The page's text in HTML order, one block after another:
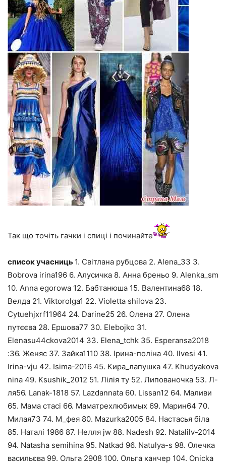
Так що точіть гачки і спиці і починайте
список учасниць 1. Світлана рубцова 2. Alena_33 3.
Bobrova irina196 6. Алусичка 8. Анна бреньо 9. Alenka_sm
10. Anna egorowa 12. Бабтанюша 15. Валентина68 18.
Велда 21. Viktorolga1 22. Violetta shilova 23.
Cytuehjxrf11964 24. Darine25 26. Олена 27. Олена
путєєва 28. Ершова77 30. Elebojko 31.
Elenasu44ckova2014 33. Elena_tchk 35. Esperansa2018
:36. Женяс 37. Зайка1110 38. Ірина-поліна 40. Ilvesi 41.
Irina-vju 42. Isima-2016 45. Кира_лапушка 47. Khudyakova
nina 49. Ksushik_2012 51. Лілія ту 52. Липованочка 53. Л-
ля56. Lanak-1818 57. Lazdannata 60. Lissan12 64. Маливи
65. Мама стасі 66. Маматрехлюбимых 69. Марин64 70.
Милая73 74. М_фея 80. Mazurka2005 84. Настасья біла
85. Наталі 1986 87. Нелля jw 88. Nadesh 92. Natalilv-2014
94. Natasha semihina 95. Natkad 96. Natulya-s 98. Олечка
васильєва 99. Ольга 2908 100. Ольга канчер 104. Onicka